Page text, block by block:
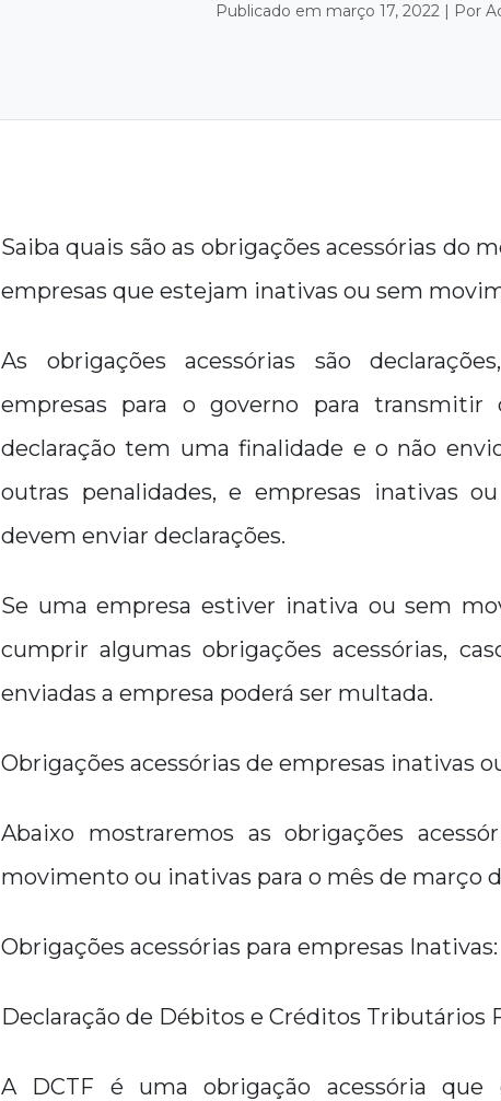
Publicado em março 17, 2022 | Por
Saiba quais são as obrigações acessórias do
empresas que estejam inativas ou sem
As obrigações acessórias são
empresas para o governo para transmitir
declaração tem uma finalidade e o não
outras penalidades, e empresas inativas
devem enviar declarações.
Se uma empresa estiver inativa ou sem
cumprir algumas obrigações acessórias,
enviadas a empresa poderá ser multada.
Obrigações acessórias de empresas inativas
Abaixo mostraremos as obrigações
movimento ou inativas para o mês de março
Obrigações acessórias para empresas Inativas:
Declaração de Débitos e Créditos Tributários
A DCTF é uma obrigação acessória que